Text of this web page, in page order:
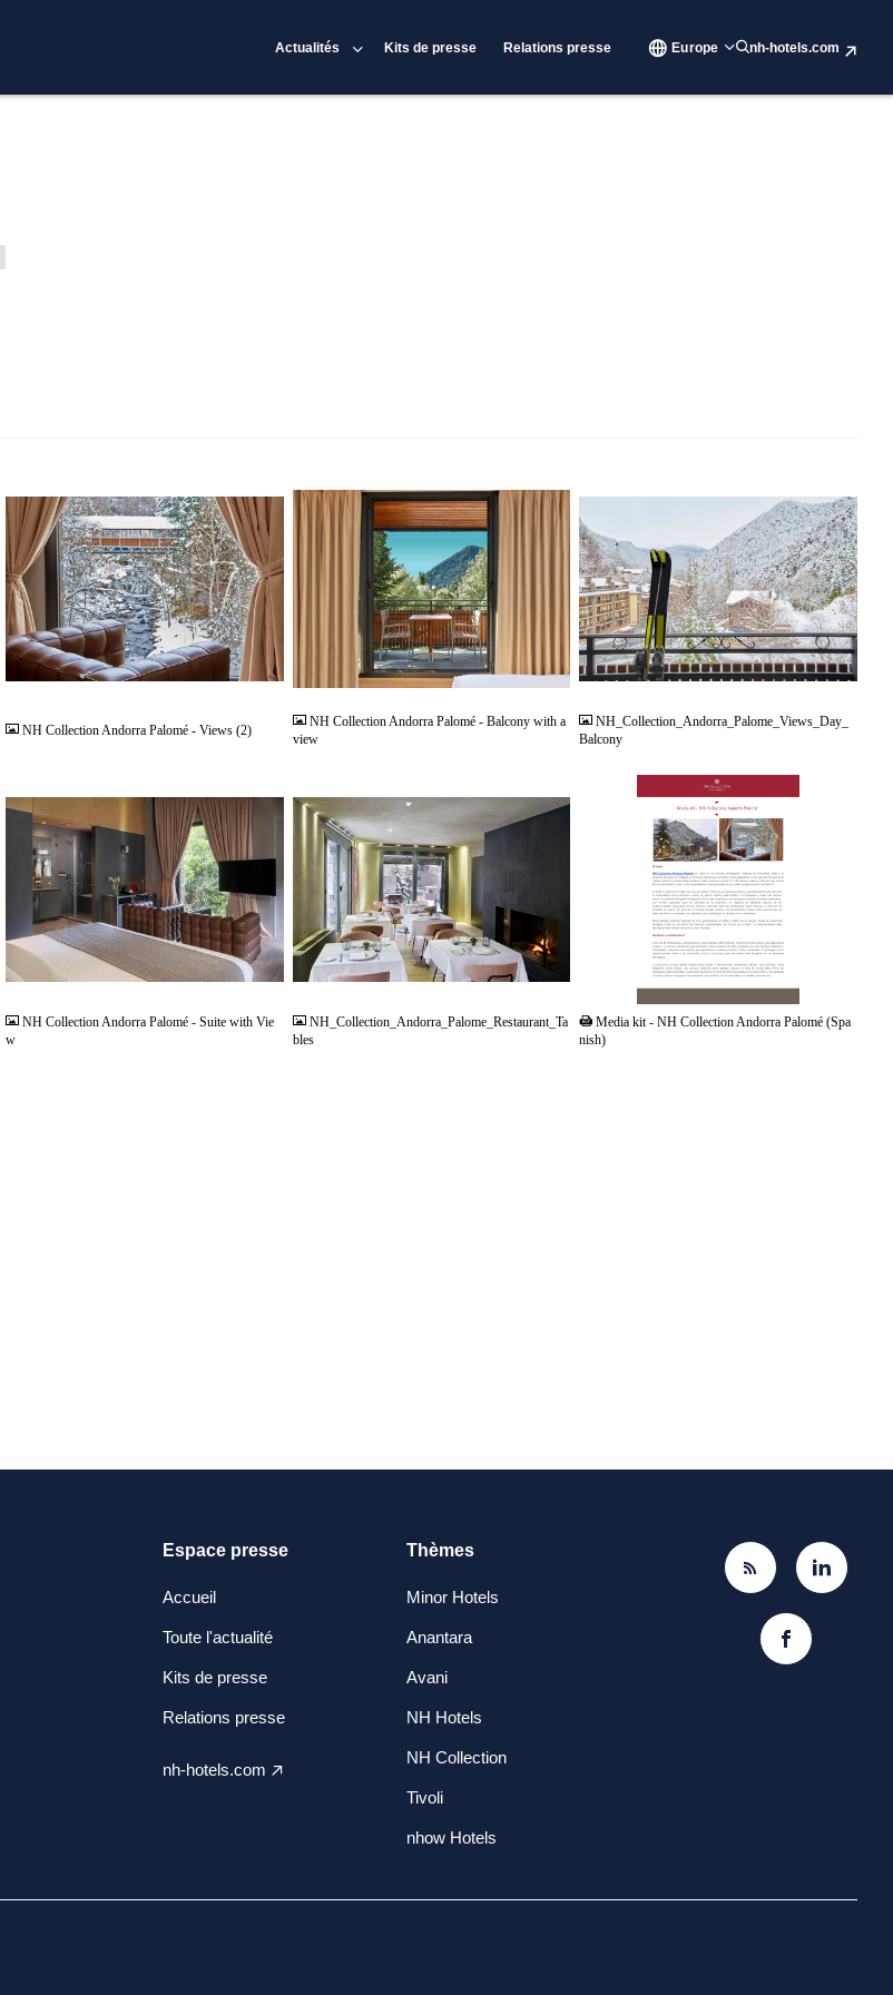
Actualités Kits de presse Relations presse Europe nh-hotels.com
JPG
NH Collection Andorra Palomé - Views (2)
NH Collection Andorra Palomé - Balcony with a
view
JPG
NH_Collection_Andorra_Palome_Views_Day_
Balcony
NH Collection Andorra Palomé - Suite with Vie
w
JPG
NH_Collection_Andorra_Palome_Restaurant_Ta
bles
Media kit - NH Collection Andorra Palomé (Spa
nish)
Espace presse
Accueil
Toute l'actualité
Kits de presse
Relations presse
nh-hotels.com
Thèmes
Minor Hotels
Anantara
Avani
NH Hotels
NH Collection
Tivoli
nhow Hotels